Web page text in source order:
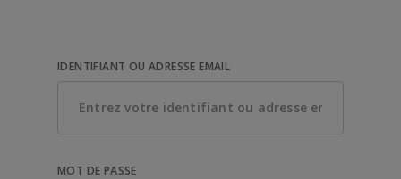
IDENTIFIANT OU ADRESSE EMAIL
MOT DE PASSE